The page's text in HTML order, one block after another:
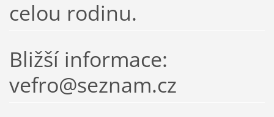
celou rodinu.
Bližší informace:
vefro@seznam.cz